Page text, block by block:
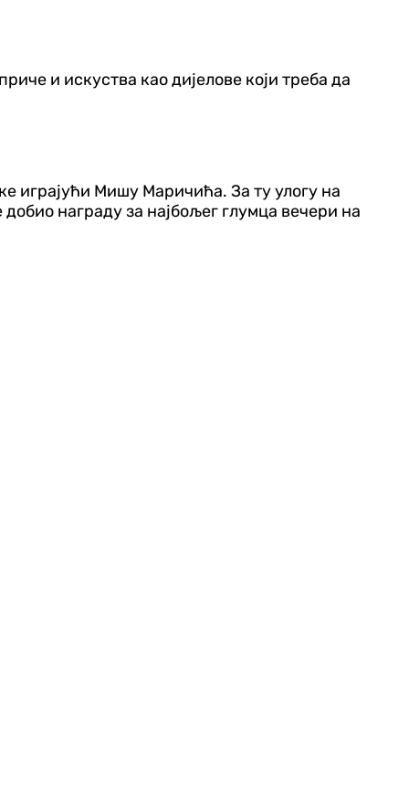
и искуства као дијелове који треба да
играјући Мишу Маричића. За ту улогу на
награду за најбољег глумца вечери на